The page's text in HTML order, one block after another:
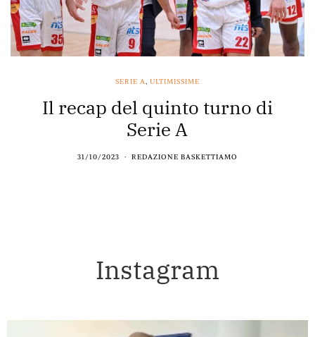
SERIE A, ULTIMISSIME
Il recap del quinto turno di
Serie A
31/10/2023 REDAZIONE BASKETTIAMO
Instagram